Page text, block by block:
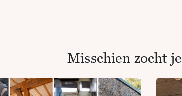
Misschien zocht